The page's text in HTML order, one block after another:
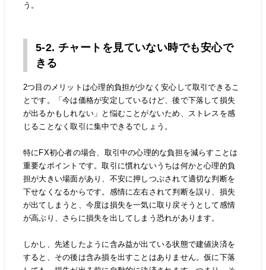
う。
5-2. チャートを見ていない時でも安心で
きる
2つ目のメリットは心理的負担が少なく安心して取引できるこ
とです。「今は価格が安定しているけど、後で下落して損失
が出るかもしれない」と悩むことがないため、ストレスを感
じることなく取引に集中できるでしょう。
特にFX初心者の場合、取引中の心理的な負担を減らすことは
重要なポイントです。取引に慣れないうちは何かと心理的負
担が大きい場面があり、不安に押しつぶされて適切な判断を
下せなくなるからです。感情に左右されて判断を誤り、損失
が出てしまうと、今度は損失を一気に取り戻そうとして感情
が高ぶり、さらに損失を出してしまう恐れがあります。
しかし、先述したように含み益が出ている状態で建値決済を
すると、その後は含み損を出すことはありません。仮に下落